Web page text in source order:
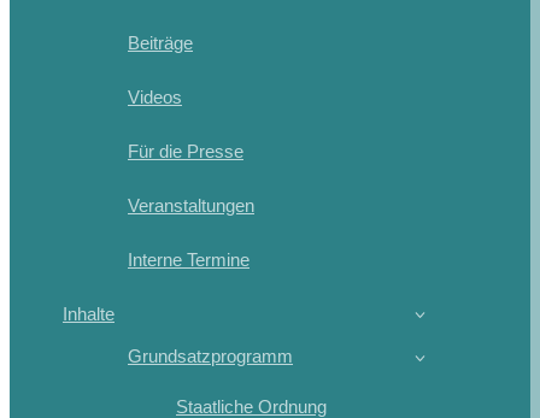
Beiträge
Videos
Für die Presse
Veranstaltungen
Interne Termine
Inhalte
Grundsatzprogramm
Staatliche Ordnung